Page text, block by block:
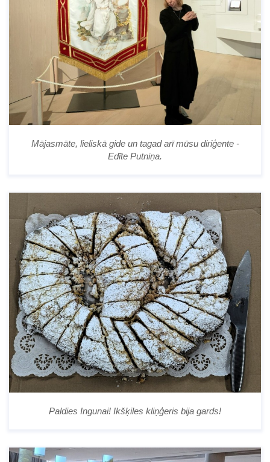
Mājasmāte, lieliskā gide un tagad arī mūsu diriģente -
Edīte Putniņa.
Paldies Ingunai! Ikšķiles kliņģeris bija gards!